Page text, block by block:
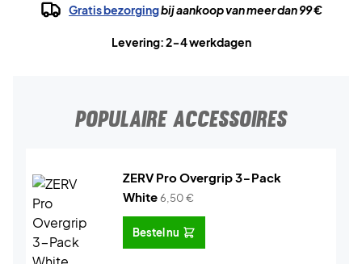
Gratis bezorgingbij aankoop van meer dan 99 €
Levering: 2-4 werkdagen
POPULAIRE ACCESSOIRES
ZERV Pro Overgrip 3-Pack
White6,50€
Bestel nu